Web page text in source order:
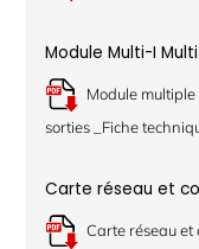
Module Multi-I
Module
sorties _Fiche
Carte réseau et
Carte réseau